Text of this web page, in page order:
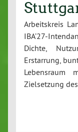
Arbeitskreis
IBA’27-
Dichte,
Erstarrung,
Zielsetzung